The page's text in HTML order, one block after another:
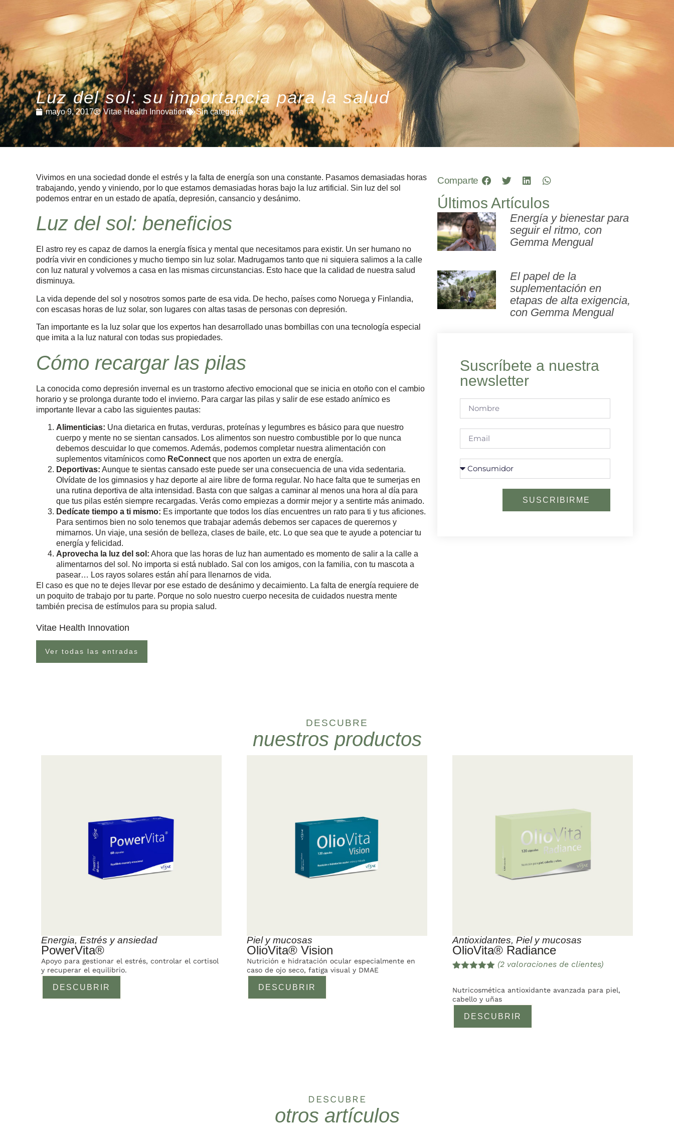
Luz del sol: su importancia para la salud
mayo 9, 2017 Vitae Health Innovation Sin categoría
Vivimos en una sociedad donde el estrés y la falta de energía son una constante. Pasamos demasiadas horas
trabajando, yendo y viniendo, por lo que estamos demasiadas horas bajo la luz artificial. Sin luz del sol
podemos entrar en un estado de apatía, depresión, cansancio y desánimo.
Luz del sol: beneficios
El astro rey es capaz de darnos la energía física y mental que necesitamos para existir. Un ser humano no
podría vivir en condiciones y mucho tiempo sin luz solar. Madrugamos tanto que ni siquiera salimos a la calle
con luz natural y volvemos a casa en las mismas circunstancias. Esto hace que la calidad de nuestra salud
disminuya.
La vida depende del sol y nosotros somos parte de esa vida. De hecho, países como Noruega y Finlandia,
con escasas horas de luz solar, son lugares con altas tasas de personas con depresión.
Tan importante es la luz solar que los expertos han desarrollado unas bombillas con una tecnología especial
que imita a la luz natural con todas sus propiedades.
Cómo recargar las pilas
La conocida como depresión invernal es un trastorno afectivo emocional que se inicia en otoño con el cambio
horario y se prolonga durante todo el invierno. Para cargar las pilas y salir de ese estado anímico es
importante llevar a cabo las siguientes pautas:
Alimenticias: Una dietarica en frutas, verduras, proteínas y legumbres es básico para que nuestro
cuerpo y mente no se sientan cansados. Los alimentos son nuestro combustible por lo que nunca
debemos descuidar lo que comemos. Además, podemos completar nuestra alimentación con
suplementos vitamínicos como ReConnect que nos aporten un extra de energía.
Deportivas: Aunque te sientas cansado este puede ser una consecuencia de una vida sedentaria.
Olvídate de los gimnasios y haz deporte al aire libre de forma regular. No hace falta que te sumerjas en
una rutina deportiva de alta intensidad. Basta con que salgas a caminar al menos una hora al día para
que tus pilas estén siempre recargadas. Verás como empiezas a dormir mejor y a sentirte más animado.
Dedícate tiempo a ti mismo: Es importante que todos los días encuentres un rato para ti y tus aficiones.
Para sentirnos bien no solo tenemos que trabajar además debemos ser capaces de querernos y
mimarnos. Un viaje, una sesión de belleza, clases de baile, etc. Lo que sea que te ayude a potenciar tu
energía y felicidad.
Aprovecha la luz del sol: Ahora que las horas de luz han aumentado es momento de salir a la calle a
alimentarnos del sol. No importa si está nublado. Sal con los amigos, con la familia, con tu mascota a
pasear… Los rayos solares están ahí para llenarnos de vida.
El caso es que no te dejes llevar por ese estado de desánimo y decaimiento. La falta de energía requiere de
un poquito de trabajo por tu parte. Porque no solo nuestro cuerpo necesita de cuidados nuestra mente
también precisa de estímulos para su propia salud.
Vitae Health Innovation
Ver todas las entradas
Comparte
Últimos Artículos
Energía y bienestar para
seguir el ritmo, con
Gemma Mengual
El papel de la
suplementación en
etapas de alta exigencia,
con Gemma Mengual
Suscríbete a nuestra
newsletter
SUSCRIBIRME
DESCUBRE
nuestros productos
Energia, Estrés y ansiedad
PowerVita®
DESCUBRIR
Apoyo para gestionar el estrés, controlar el cortisol
y recuperar el equilibrio.
Piel y mucosas
OlioVita® Vision
DESCUBRIR
Nutrición e hidratación ocular especialmente en
caso de ojo seco, fatiga visual y DMAE
Antioxidantes, Piel y mucosas
OlioVita® Radiance
DESCUBRIR
5 en base
a
s de
(2 valoraciones de clientes)
Nutricosmética antioxidante avanzada para piel,
cabello y uñas
DESCUBRE
otros artículos